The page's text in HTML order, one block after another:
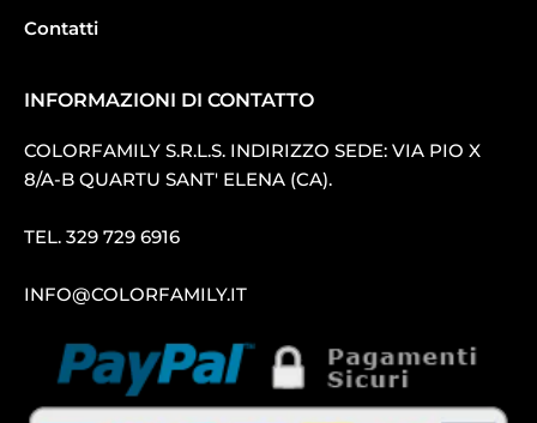
Contatti
INFORMAZIONI DI CONTATTO
COLORFAMILY S.R.L.S. INDIRIZZO SEDE: VIA PIO X
8/A-B QUARTU SANT′ ELENA (CA).
TEL. 329 729 6916
INFO@COLORFAMILY.IT